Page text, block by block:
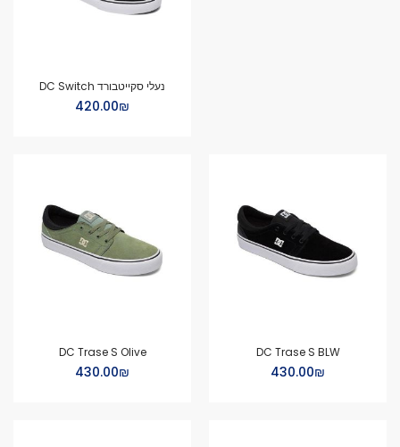
נעלי סקייטבורד DC Switch
₪‏420.00
DC Trase S BLW
₪‏430.00
DC Trase S Olive
₪‏430.00